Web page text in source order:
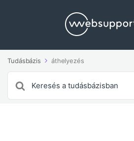
Tudásbázis áthelyezés
For